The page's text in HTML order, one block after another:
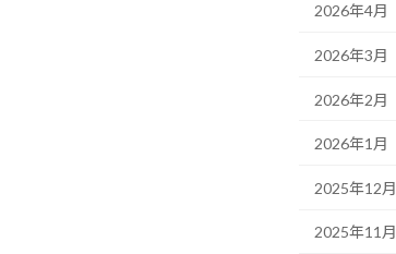
2026年4月
2026年3月
2026年2月
2026年1月
2025年12月
2025年11月